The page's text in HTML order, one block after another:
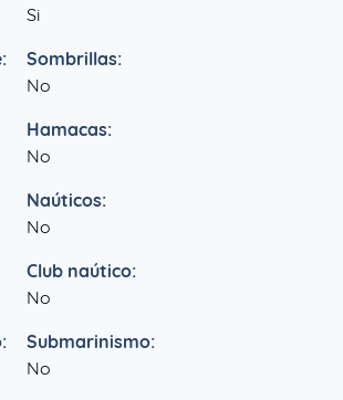
Si
Sombrillas:
No
Hamacas:
No
Naúticos:
No
Club naútico:
No
Submarinismo:
No